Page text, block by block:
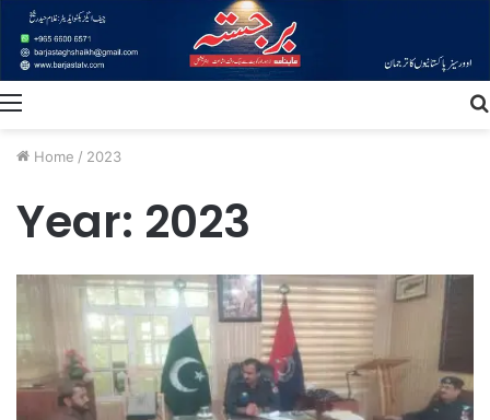
Menu
Home / 2023
Year: 2023